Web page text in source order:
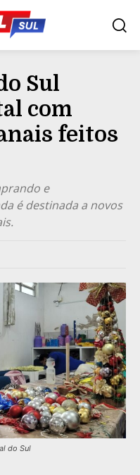
Sul
com
feitos
e
é destinada a novos
do Sul